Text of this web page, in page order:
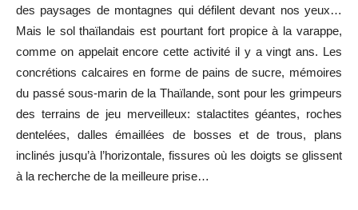
des paysages de montagnes qui défilent devant nos yeux…
Mais le sol thaïlandais est pourtant fort propice à la varappe,
comme on appelait encore cette activité il y a vingt ans. Les
concrétions calcaires en forme de pains de sucre, mémoires
du passé sous-marin de la Thaïlande, sont pour les grimpeurs
des terrains de jeu merveilleux: stalactites géantes, roches
dentelées, dalles émaillées de bosses et de trous, plans
inclinés jusqu’à l’horizontale, fissures où les doigts se glissent
à la recherche de la meilleure prise…